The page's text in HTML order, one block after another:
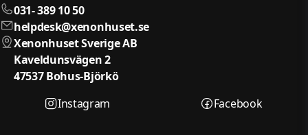
031- 389 10 50
helpdesk@xenonhuset.se
Xenonhuset Sverige AB
Kaveldunsvägen 2
47537 Bohus-Björkö
Instagram
Facebook